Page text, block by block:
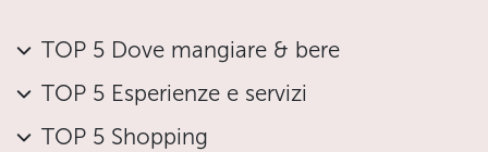
TOP 5 Dove mangiare & bere
TOP 5 Esperienze e servizi
TOP 5 Shopping